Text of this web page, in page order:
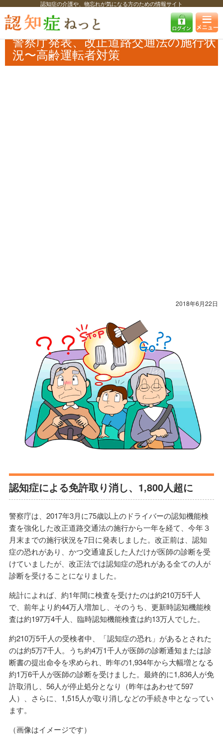
認知症の介護や、物忘れが気になる方のための情報サイト
認知症ねっと 認知症最新ニュース その他
警察庁発表、改正道路交通
法の施行状況〜高齢運転者対策
警察庁発表、改正道路交通法の施行状
況〜高齢運転者対策
2018年6月22日
認知症による免許取り消し、1,800人超に
警察庁は、2017年3月に75歳以上のドライバーの認知機能検
査を強化した改正道路交通法の施行から一年を経て、今年３
月末までの施行状況を7日に発表しました。改正前は、認知
症の恐れがあり、かつ交通違反した人だけが医師の診断を受
けていましたが、改正法では認知症の恐れがある全ての人が
診断を受けることになりました。
統計によれば、約1年間に検査を受けたのは約210万5千人
で、前年より約44万人増加し、そのうち、更新時認知機能検
査は約197万4千人、臨時認知機能検査は約13万人でした。
約210万5千人の受検者中、「認知症の恐れ」があるとされた
のは約5万7千人。うち約4万1千人が医師の診断通知または診
断書の提出命令を求められ、昨年の1,934年から大幅増となる
約1万6千人が医師の診断を受けました。最終的に1,836人が免
許取消し、56人が停止処分となり（昨年はあわせて597
人）、さらに、1,515人が取り消しなどの手続き中となってい
ます。
（画像はイメージです）